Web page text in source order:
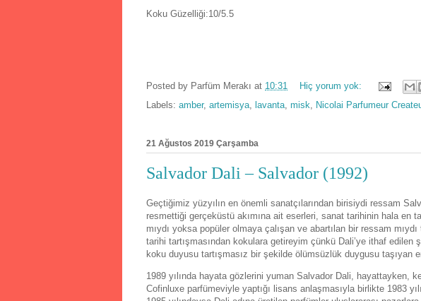
Koku Güzelliği:10/5.5
Posted by Parfüm Merakı at 10:31
Hiç yorum yok:
Labels: amber, artemisya lavanta misk Nicolai Parfumeur
21 Ağustos 2019 Çarşamba
Salvador Dali – Salvador (1992)
Geçtiğimiz yüzyılın en önemli sanatçılarından birisiydi ressam
resmettiği gerçeküstü akımına ait eserleri, sanat tarihinin hala en
mıydı yoksa popüler olmaya çalışan ve abartılan bir ressam
tarihi tartışmasından kokulara getireyim çünkü Dali’ye ithaf
koku duyusu tartışmasız bir şekilde ölümsüzlük duygusu taşıyan
1989 yılında hayata gözlerini yuman Salvador Dali, hayattayken,
Cofinluxe parfümeviyle yaptığı lisans anlaşmasıyla birlikte 1983